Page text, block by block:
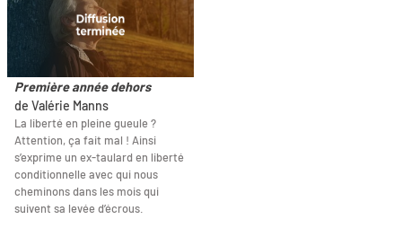
Première année dehors
de Valérie Manns
La liberté en pleine gueule ?
Attention, ça fait mal ! Ainsi
s’exprime un ex-taulard en liberté
conditionnelle avec qui nous
cheminons dans les mois qui
suivent sa levée d’écrous.